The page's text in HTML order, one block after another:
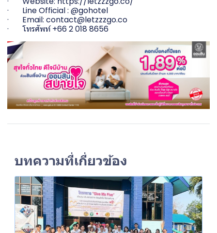
· Line Official : @gohotel
· Email: contact@letzzzgo.co
· โทรศัพท์ +66 2 018 8656
บทความที่เกี่ยวข้อง